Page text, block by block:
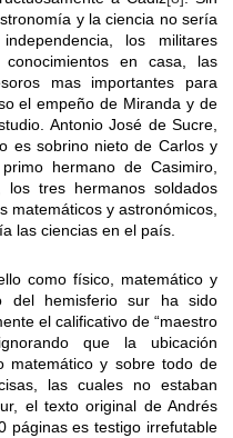
y la ciencia no sería
los militares
en casa, las
mas importantes para
el empeño de Miranda y de
Antonio José de Sucre,
es sobrino nieto de Carlos y
hermano de Casimiro,
los tres hermanos soldados
matemáticos y astronómicos,
las ciencias en el país.
como físico, matemático y
del hemisferio sur ha sido
el calificativo de “maestro
que la ubicación
matemático y sobre todo de
las cuales no estaban
el texto original de Andrés
páginas es testigo irrefutable